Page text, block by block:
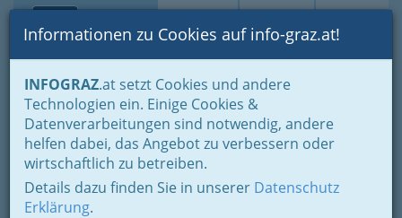
Suche Login Toggle
Informationen zu Cookies auf info-graz.at!
INFOGRAZ.at setzt Cookies und andere
Technologien ein. Einige Cookies &
Datenverarbeitungen sind notwendig, andere
helfen dabei, das Angebot zu verbessern oder
wirtschaftlich zu betreiben.
Details dazu finden Sie in unserer Datenschutz
Erklärung.
Home Branchen
Einkaufen & Schenken - der Handel
Handel in Graz
Großhandel
Lebensmittelgroßhandel
Lebensmittelgroßhandel
C & C Abholgroßmärkte
Gesellschaft m.b.H.
Bahnhofgürtel 31, 8020 Graz